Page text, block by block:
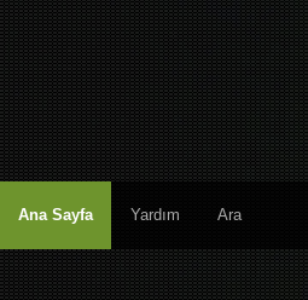
Ana Sayfa Yardım Ara